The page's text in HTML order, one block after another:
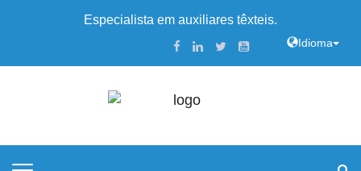
Especialista em auxiliares têxteis.
Idioma